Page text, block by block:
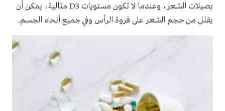
بصيلات الشعر، وعندما لا تكون مستويات D3 مثالية، يمكن أن
يقلل من حجم الشعر على فروة الرأس وفي جميع أنحاء الجسم.